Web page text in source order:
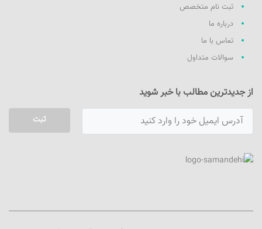
ثبت نام متخصص
درباره ما
تماس با ما
سوالات متداول
از جدیدترین مطالب با خبر شوید
ثبت